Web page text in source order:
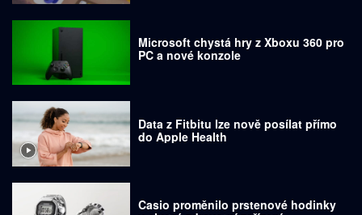
Microsoft chystá hry z Xboxu 360 pro
PC a nové konzole
Data z Fitbitu lze nově posílat přímo
do Apple Health
Casio proměnilo prstenové hodinky